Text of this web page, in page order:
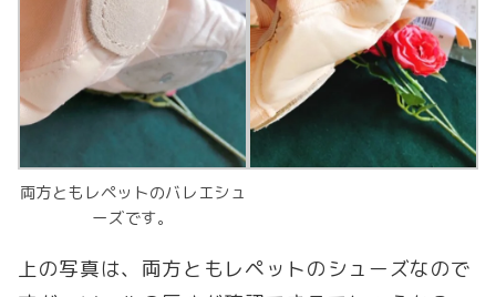
両方ともレペットのバレエシュ
ーズです。
上の写真は、両方ともレペットのシューズなので